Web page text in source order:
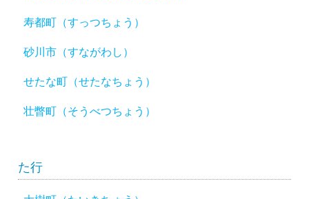
寿都町（すっつちょう）
砂川市（すながわし）
せたな町（せたなちょう）
壮瞥町（そうべつちょう）
た行